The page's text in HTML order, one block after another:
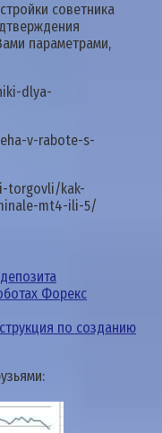
советника
параметрами,
dlya-
v-rabote-s-
torgovli/kak-
mt4-ili-5/
Форекс
по созданию